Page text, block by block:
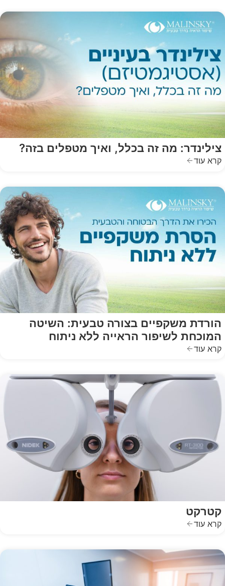
צילינדר: מה זה בכלל, ואיך מטפלים בזה?
קרא עוד
הורדת משקפיים בצורה טבעית: השיטה
המוכחת לשיפור הראייה ללא ניתוח
קרא עוד
קטרקט
קרא עוד